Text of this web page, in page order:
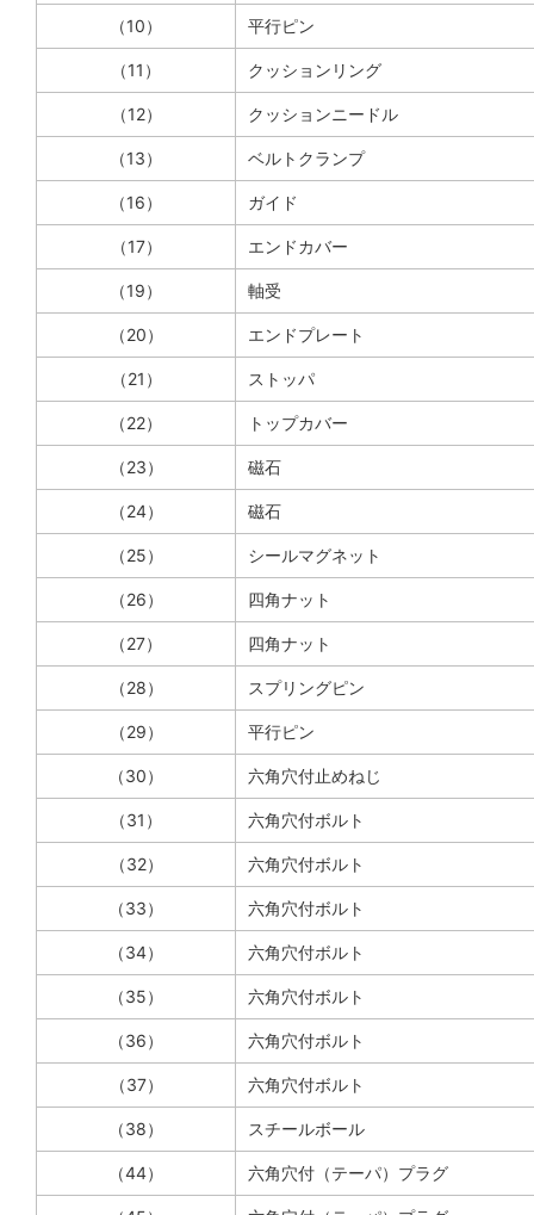
（10） 平行ピン
（11） クッションリング
（12） クッションニードル
（13） ベルトクランプ
（16） ガイド
（17） エンドカバー
（19） 軸受
（20） エンドプレート
（21） ストッパ
（22） トップカバー
（23） 磁石
（24） 磁石
（25） シールマグネット
（26） 四角ナット
（27） 四角ナット
（28） スプリングピン
（29） 平行ピン
（30） 六角穴付止めねじ
（31） 六角穴付ボルト
（32） 六角穴付ボルト
（33） 六角穴付ボルト
（34） 六角穴付ボルト
（35） 六角穴付ボルト
（36） 六角穴付ボルト
（37） 六角穴付ボルト
（38） スチールボール
（44） 六角穴付（テーパ）プラグ